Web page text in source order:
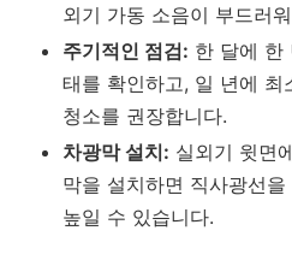
외기 가동 소음이 부드러
주기적인 점검: 한 달에 한
태를 확인하고, 일 년에
청소를 권장합니다.
차광막 설치: 실외기 윗면
막을 설치하면 직사광선
높일 수 있습니다.